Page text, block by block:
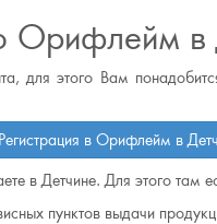
Орифлейм в
для этого Вам
Регистрация в Орифлейм в
в Детчине. Для этого там
пунктов выдачи